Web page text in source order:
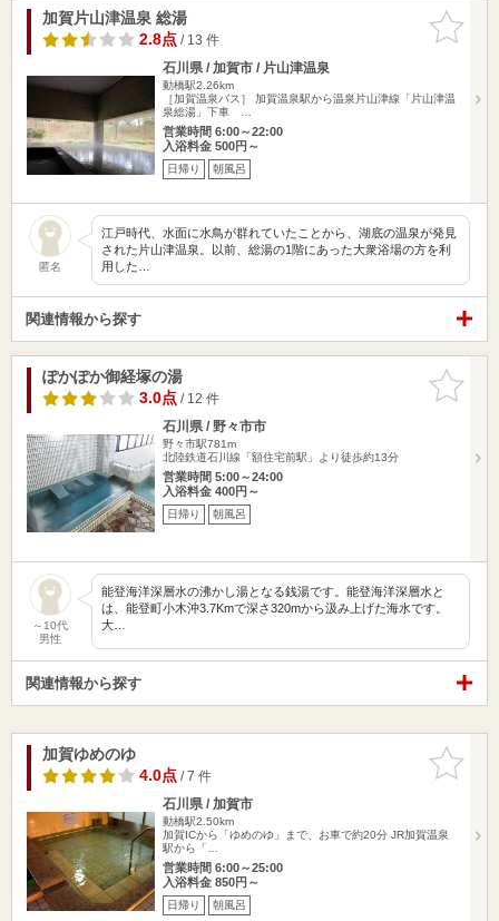
お気に入
りに追加
加賀片山津温泉 総湯
2.8点/ 13 件
石川県 / 加賀市 / 片山津温泉
動橋駅2.26km
［加賀温泉バス］ 加賀温泉駅から温泉片山津線「片山津温
泉総湯」下車 …
営業時間 6:00～22:00
入浴料金 500円～
日帰り 朝風呂
匿名
江戸時代、水面に水鳥が群れていたことから、湖底の温泉が発見
された片山津温泉。以前、総湯の1階にあった大衆浴場の方を利
用した…
関連情報から探す
お気に入
りに追加
ぽかぽか御経塚の湯
3.0点/ 12 件
石川県 / 野々市市
野々市駅781m
北陸鉄道石川線「額住宅前駅」より徒歩約13分
営業時間 5:00～24:00
入浴料金 400円～
日帰り 朝風呂
～10代
男性
能登海洋深層水の沸かし湯となる銭湯です。能登海洋深層水と
は、能登町小木沖3.7Kmで深さ320mから汲み上げた海水です。
大…
関連情報から探す
お気に入
りに追加
加賀ゆめのゆ
4.0点/ 7 件
石川県 / 加賀市
動橋駅2.50km
加賀ICから「ゆめのゆ」まで、お車で約20分 JR加賀温泉
駅から「…
営業時間 6:00～25:00
入浴料金 850円～
日帰り 朝風呂